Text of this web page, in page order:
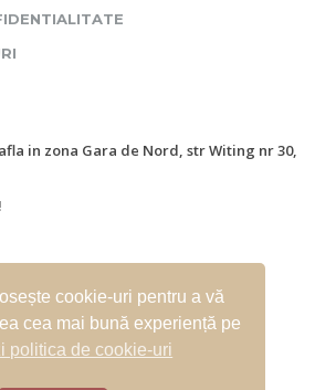
in zona Gara de Nord, str Witing nr 30,
monsan.ro
cookie-uri pentru a vă
cea mai bună experiență pe
politica de cookie-uri